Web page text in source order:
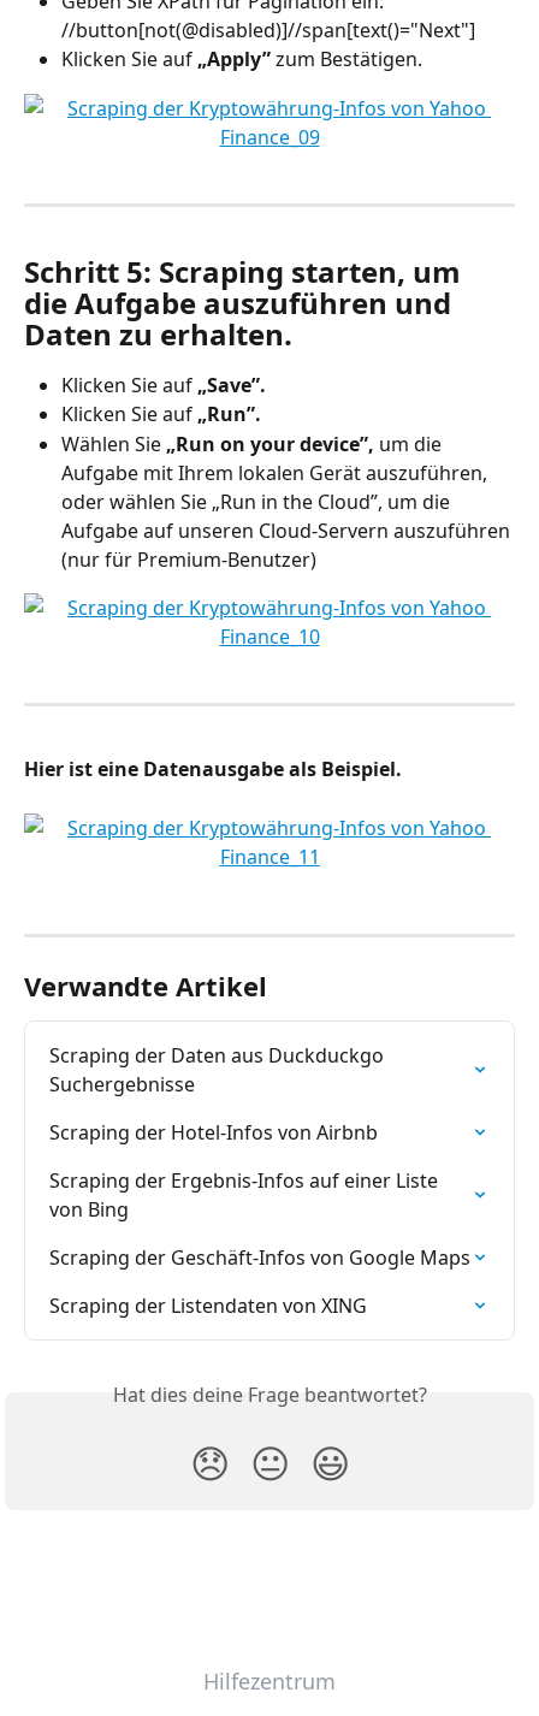
//button[not(@disabled)]//span[text()="Next"]
Klicken Sie auf „Apply” zum Bestätigen.
Schritt 5: Scraping starten, um
die Aufgabe auszuführen und
Daten zu erhalten.
Klicken Sie auf „Save”.
Klicken Sie auf „Run”.
Wählen Sie „Run on your device”, um die
Aufgabe mit Ihrem lokalen Gerät auszuführen,
oder wählen Sie „Run in the Cloud”, um die
Aufgabe auf unseren Cloud-Servern auszuführen
(nur für Premium-Benutzer)
Hier ist eine Datenausgabe als Beispiel.
Verwandte Artikel
Scraping der Daten aus Duckduckgo
Suchergebnisse
Scraping der Hotel-Infos von Airbnb
Scraping der Ergebnis-Infos auf einer Liste
von Bing
Scraping der Geschäft-Infos von Google Maps
Scraping der Listendaten von XING
Hat dies deine Frage beantwortet?
😞 😐 😃
Hilfezentrum